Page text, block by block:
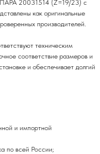
20031514 (Z=19/23) с
как оригинальные
производителей.
техническим
соответствие размеров и
и обеспечивает долгий
и импортной
по всей России;